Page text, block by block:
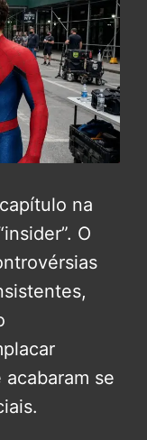
na
O
acabaram se